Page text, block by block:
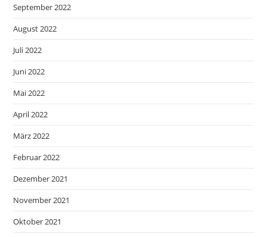
September 2022
August 2022
Juli 2022
Juni 2022
Mai 2022
April 2022
März 2022
Februar 2022
Dezember 2021
November 2021
Oktober 2021